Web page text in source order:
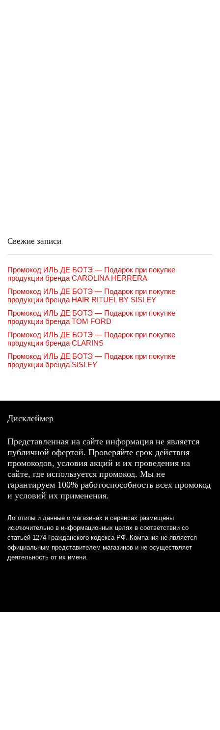
Свежие записи
Промокод ИЛЬ ДЕ БОТЭ — Подарок при покупке
продукции бренда CAROLINA HERRERA
Промокод ИЛЬ ДЕ БОТЭ — Подарок при покупке
продукции бренда HAIR RITUEL BY SISLEY
Промокод ИЛЬ ДЕ БОТЭ — Подарок при покупке
продукции бренда TOM FORD
Промокод ИЛЬ ДЕ БОТЭ — Подарок при покупке
продукции бренда CLARINS
Промокод ИЛЬ ДЕ БОТЭ — Подарок при покупке
продукции бренда SISLEY
Дисклеймер
Представленная на сайте информация не является
публичной офертой. Проверяйте срок действия
промокодов, условия акций и их проведения на
сайте, где используется промокод. Мы не
гарантируем 100% работоспособность всех промокод
и условий их применения.
Логотипы и данные о магазинах и сервисах размещены
исключительно в информационных целях в соответствии со
статьей 1274 Гражданского кодекса РФ. Компания не является
официальным представителем магазинов и не осуществляет
деятельность от их имени.